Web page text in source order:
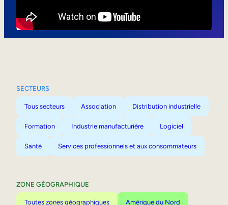
SECTEURS
Tous secteurs Association Distribution industrielle
Formation Industrie manufacturière Logiciel
Santé Services professionnels et aux consommateurs
ZONE GÉOGRAPHIQUE
Toutes zones géographiques Amérique du Nord